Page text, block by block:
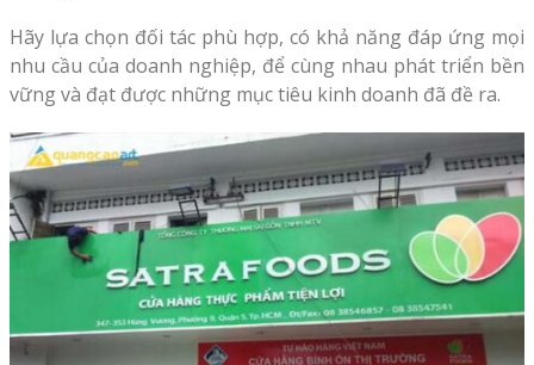
Hãy lựa chọn đối tác phù hợp, có khả năng đáp ứng mọi
nhu cầu của doanh nghiệp, để cùng nhau phát triển bền
vững và đạt được những mục tiêu kinh doanh đã đề ra.